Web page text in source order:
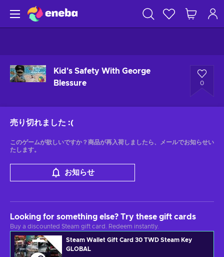
Kid's Safety With George
Blessure
0
売り切れました :(
このゲームが欲しいですか？商品が再入荷しましたら、メールでお知らせい
たします。
お知らせ
Looking for something else? Try these gift cards
Buy a discounted Steam gift card. Redeem instantly.
Steam Wallet Gift Card 30 TWD Steam Key
GLOBAL